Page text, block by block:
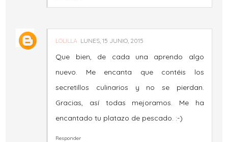
LOLILLA LUNES, 15 JUNIO, 2015
Que bien, de cada una aprendo algo
nuevo. Me encanta que contéis los
secretillos culinarios y no se pierdan.
Gracias, así todas mejoramos. Me ha
encantado tu platazo de pescado. :-)
Responder